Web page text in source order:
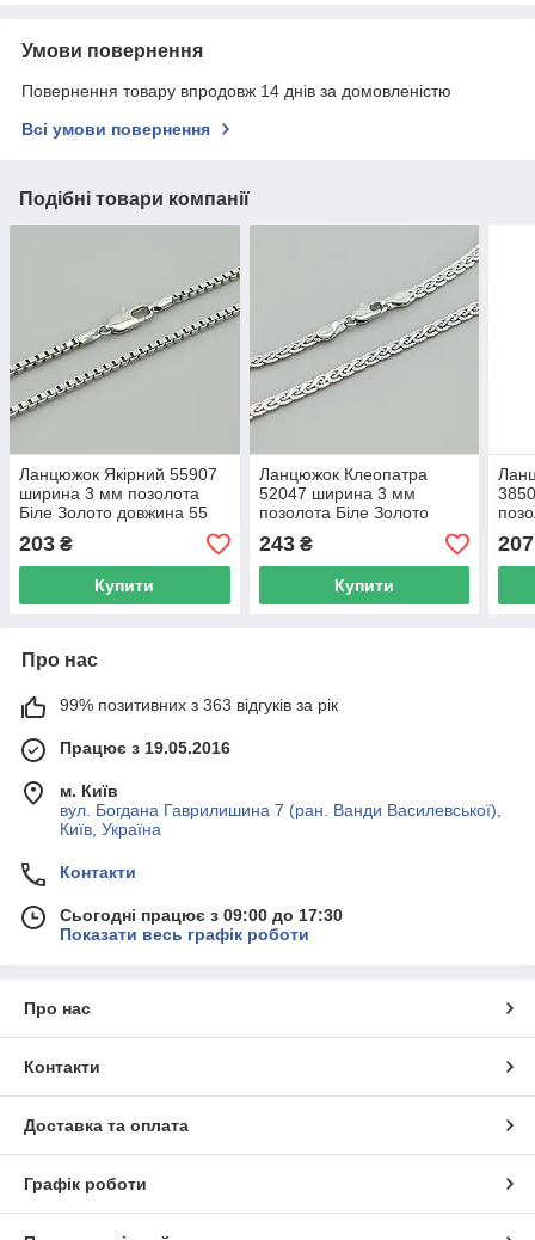
Умови повернення
Повернення товару впродовж 14 днів за домовленістю
Всі умови повернення
Подібні товари компанії
Ланцюжок Якірний 55907
ширина 3 мм позолота
Біле Золото довжина 55
203 ₴
Купити
Ланцюжок Клеопатра
52047 ширина 3 мм
позолота Біле Золото
довжина 55
243₴
Купити
207
Про нас
99% позитивних з 363 відгуків за рік
Працює з 19.05.2016
м. Київ
вул. Богдана Гаврилишина 7 (ран. Ванди Василевської),
Київ, Україна
Контакти
Сьогодні працює з 09:00 до 17:30
Показати весь графік роботи
Про нас
Контакти
Доставка та оплата
Графік роботи